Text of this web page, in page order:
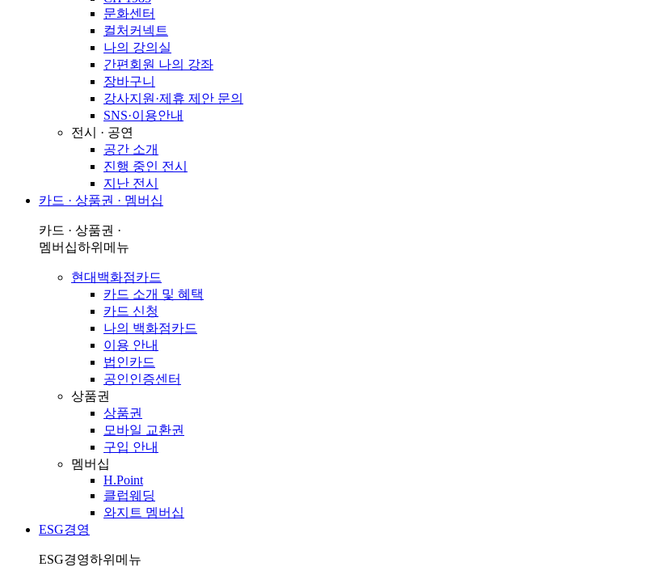
문화센터
컬처커넥트
나의 강의실
간편회원 나의 강좌
장바구니
강사지원·제휴 제안 문의
SNS·이용안내
전시 · 공연
공간 소개
진행 중인 전시
지난 전시
카드 · 상품권 · 멤버십
카드 · 상품권 ·
멤버십하위메뉴
현대백화점카드
카드 소개 및 혜택
카드 신청
나의 백화점카드
이용 안내
법인카드
공인인증센터
상품권
상품권
모바일 교환권
구입 안내
멤버십
H.Point
클럽웨딩
와지트 멤버십
ESG경영
ESG경영하위메뉴